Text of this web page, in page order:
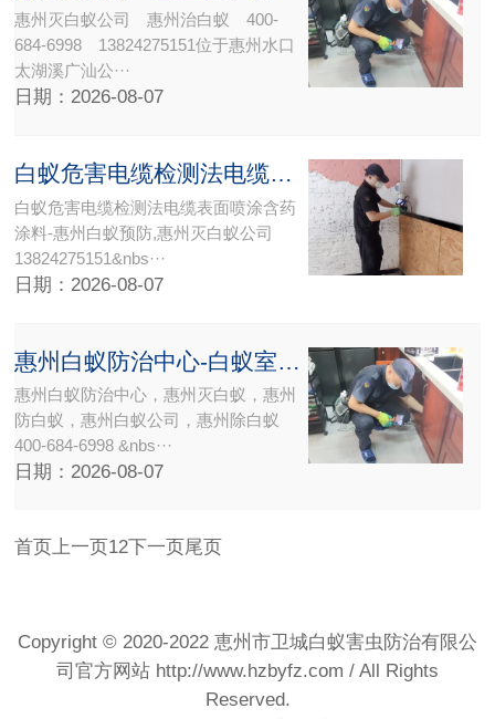
惠州灭白蚁公司 惠州治白蚁 400-
684-6998 13824275151位于惠州水口
太湖溪广汕公···
日期：2026-08-07
白蚁危害电缆检测法电缆表面喷涂含药涂料-惠州白蚁预防,惠州灭白蚁公
白蚁危害电缆检测法电缆表面喷涂含药
涂料-惠州白蚁预防,惠州灭白蚁公司
13824275151&nbs···
日期：2026-08-07
惠州白蚁防治中心-白蚁室外巢的位置
惠州白蚁防治中心，惠州灭白蚁，惠州
防白蚁，惠州白蚁公司，惠州除白蚁
400-684-6998 &nbs···
日期：2026-08-07
首页上一页 12下一页 尾页
Copyright © 2020-2022 恵州市卫城白蚁害虫防治有限公
司官方网站 http://www.hzbyfz.com / All Rights
Reserved.